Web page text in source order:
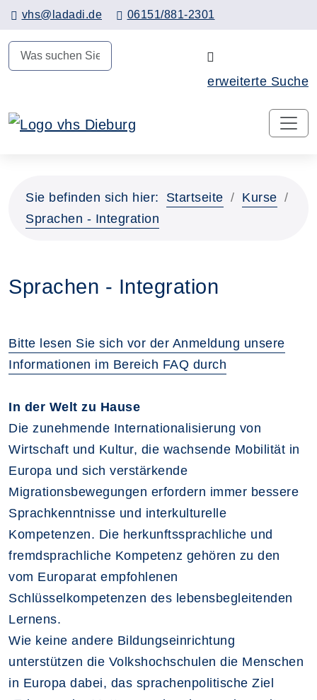
vhs@ladadi.de 06151/881-2301
erweiterte Suche
Hauptinhalt anspringen
Sie befinden sich hier: Startseite
Kurse
Sprachen - Integration
Sprachen - Integration
Bitte lesen Sie sich vor der Anmeldung unsere
Informationen im Bereich FAQ durch
In der Welt zu Hause
Die zunehmende Internationalisierung von
Wirtschaft und Kultur, die wachsende Mobilität in
Europa und sich verstärkende
Migrationsbewegungen erfordern immer bessere
Sprachkenntnisse und interkulturelle
Kompetenzen. Die herkunftssprachliche und
fremdsprachliche Kompetenz gehören zu den
vom Europarat empfohlenen
Schlüsselkompetenzen des lebensbegleitenden
Lernens.
Wie keine andere Bildungseinrichtung
unterstützen die Volkshochschulen die Menschen
in Europa dabei, das sprachenpolitische Ziel